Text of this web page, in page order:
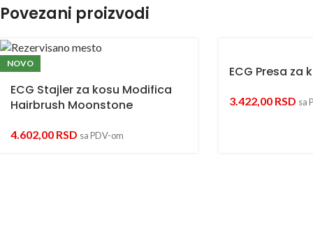
Povezani proizvodi
NOVO
ECG Stajler za kosu Modifica
Hairbrush Moonstone
4.602,00 RSD sa PDV-om
ECG Presa za
3.422,00 RSD sa